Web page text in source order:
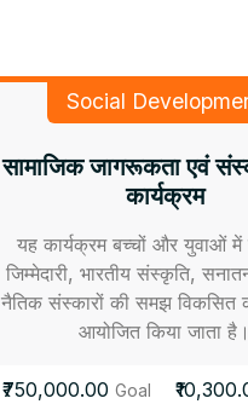
Social
सामाजिक जागरूकता एवं
कार्यक्रम
यह कार्यक्रम बच्चों और युवाओं में
जिम्मेदारी, भारतीय संस्कृति,
नैतिक संस्कारों की समझ विकसित
आयोजित किया जाता है।
₹750,000.00Goal